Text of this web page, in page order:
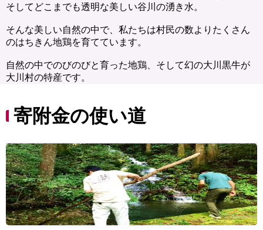
そしてどこまでも透明な美しい谷川の湧き水。
そんな美しい自然の中で、私たちは村民の数よりたくさん
のはちきん地鶏を育てています。
自然の中でのびのびと育った地鶏、そして幻の大川黒牛が
大川村の特産です。
寄附金の使い道